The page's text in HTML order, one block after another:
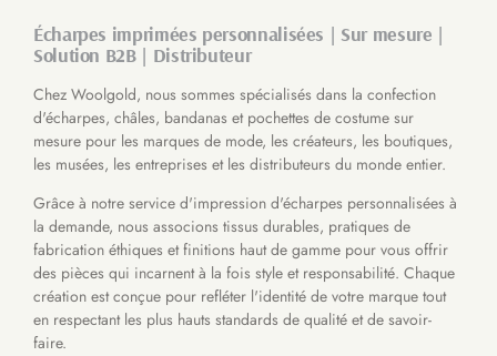
Écharpes imprimées personnalisées | Sur mesure |
Solution B2B | Distributeur
Chez Woolgold, nous sommes spécialisés dans la confection
d'écharpes, châles, bandanas et pochettes de costume sur
mesure pour les marques de mode, les créateurs, les boutiques,
les musées, les entreprises et les distributeurs du monde entier.
Grâce à notre service d'impression d'écharpes personnalisées à
la demande, nous associons tissus durables, pratiques de
fabrication éthiques et finitions haut de gamme pour vous offrir
des pièces qui incarnent à la fois style et responsabilité. Chaque
création est conçue pour refléter l'identité de votre marque tout
en respectant les plus hauts standards de qualité et de savoir-
faire.